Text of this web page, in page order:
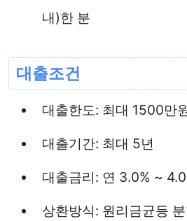
내)한 분
대출조건
대출한도: 최대 1500만
대출기간: 최대 5년
대출금리: 연 3.0% ~
상환방식: 원리금균등